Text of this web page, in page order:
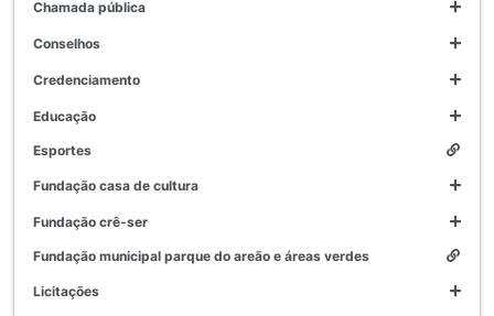
chamada pública
conselhos
credenciamento
educação
esportes
fundação casa de cultura
fundação crê-ser
fundação municipal parque do areão e áreas verdes
licitações